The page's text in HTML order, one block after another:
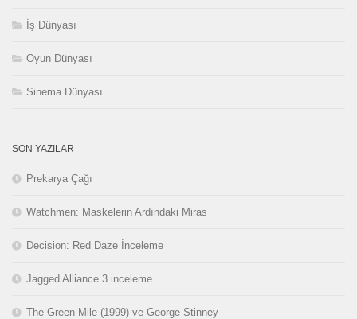
İş Dünyası
Oyun Dünyası
Sinema Dünyası
SON YAZILAR
Prekarya Çağı
Watchmen: Maskelerin Ardındaki Miras
Decision: Red Daze İnceleme
Jagged Alliance 3 inceleme
The Green Mile (1999) ve George Stinney